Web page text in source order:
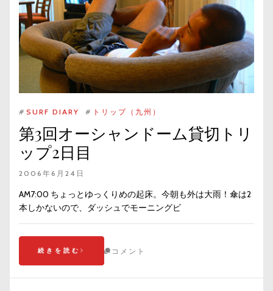
# SURF DIARY # トリップ（九州）
第3回オーシャンドーム貸切トリ
ップ2日目
2006年6月24日
AM7:00 ちょっとゆっくりめの起床。今朝も外は大雨！傘は2
本しかないので、ダッシュでモーニングビ
続きを読む コメント